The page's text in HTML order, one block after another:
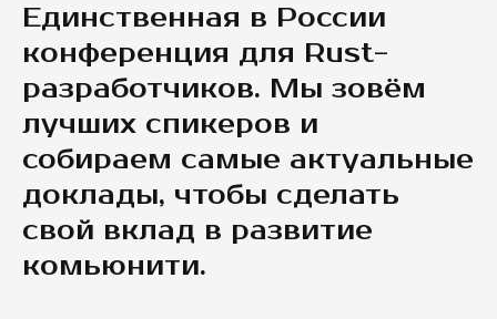
Единственная в России
конференция для Rust-
разработчиков. Мы зовём
лучших спикеров и
собираем самые актуальные
доклады, чтобы сделать
свой вклад в развитие
комьюнити.